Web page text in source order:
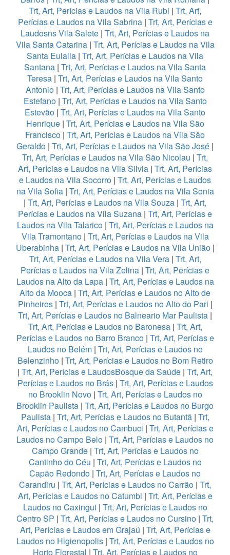
Trt, Art, Perícias e Laudos na Vila Rubi | Trt, Art,
Perícias e Laudos na Vila Sabrina| Trt, Art, Perícias e
Laudosns Vila Salete | Trt, Art, Perícias e Laudos na
Vila Santa Catarina| Trt, Art, Perícias e Laudos na Vila
Santa Eulalia | Trt, Art, Perícias e Laudos na Vila
Santana | Trt, Art, Perícias e Laudos na Vila Santa
Teresa | Trt, Art, Perícias e Laudos na Vila Santo
Antonio| Trt, Art, Perícias e Laudos na Vila Santo
Estefano| Trt, Art, Perícias e Laudos na Vila Santo
Estevão | Trt, Art, Perícias e Laudos na Vila Santo
Henrique| Trt, Art, Perícias e Laudos na Vila São
Francisco | Trt, Art, Perícias e Laudos na Vila São
Geraldo | Trt, Art, Perícias e Laudos na Vila São José |
Trt, Art, Perícias e Laudos na Vila São Nicolau | Trt,
Art, Perícias e Laudos na Vila Silvia | Trt, Art, Perícias
e Laudos na Vila Socorro | Trt, Art, Perícias e Laudos
na Vila Sofia| Trt, Art, Perícias e Laudos na Vila Sonia
| Trt, Art, Perícias e Laudos na Vila Souza | Trt, Art,
Perícias e Laudos na Vila Suzana | Trt, Art, Perícias e
Laudos na Vila Talarico| Trt, Art, Perícias e Laudos na
Vila Tramontano| Trt, Art, Perícias e Laudos na Vila
Uberabinha| Trt, Art, Perícias e Laudos na Vila União|
Trt, Art, Perícias e Laudos na Vila Vera| Trt, Art,
Perícias e Laudos na Vila Zelina | Trt, Art, Perícias e
Laudos na Alto da Lapa| Trt, Art, Perícias e Laudos na
Alto da Mooca | Trt, Art, Perícias e Laudos no Alto de
Pinheiros| Trt, Art, Perícias e Laudos no Alto do Pari |
Trt, Art, Perícias e Laudos no Balneario Mar Paulista |
Trt, Art, Perícias e Laudos no Baronesa| Trt, Art,
Perícias e Laudos no Barro Branco| Trt, Art, Perícias e
Laudos no Belém| Trt, Art, Perícias e Laudos no
Belenzinho| Trt, Art, Perícias e Laudos no Bom Retiro
| Trt, Art, Perícias e LaudosBosque da Saúde | Trt, Art,
Perícias e Laudos no Brás| Trt, Art, Perícias e Laudos
no Brooklin Novo| Trt, Art, Perícias e Laudos no
Brooklin Paulista | Trt, Art, Perícias e Laudos no Burgo
Paulista| Trt, Art, Perícias e Laudos no Butantã| Trt,
Art, Perícias e Laudos no Cambuci | Trt, Art, Perícias e
Laudos no Campo Belo | Trt, Art, Perícias e Laudos no
Campo Grande| Trt, Art, Perícias e Laudos no
Cantinho do Céu | Trt, Art, Perícias e Laudos no
Capão Redondo | Trt, Art, Perícias e Laudos no
Carandiru | Trt, Art, Perícias e Laudos no Carrão | Trt,
Art, Perícias e Laudos no Catumbi | Trt, Art, Perícias e
Laudos no Caxingui | Trt, Art, Perícias e Laudos no
Centro SP | Trt, Art, Perícias e Laudos no Cursino | Trt,
Art, Perícias e Laudos em Grajaú | Trt, Art, Perícias e
Laudos no Higienopolis| Trt, Art, Perícias e Laudos no
Horto Florestal | Trt, Art, Perícias e Laudos no